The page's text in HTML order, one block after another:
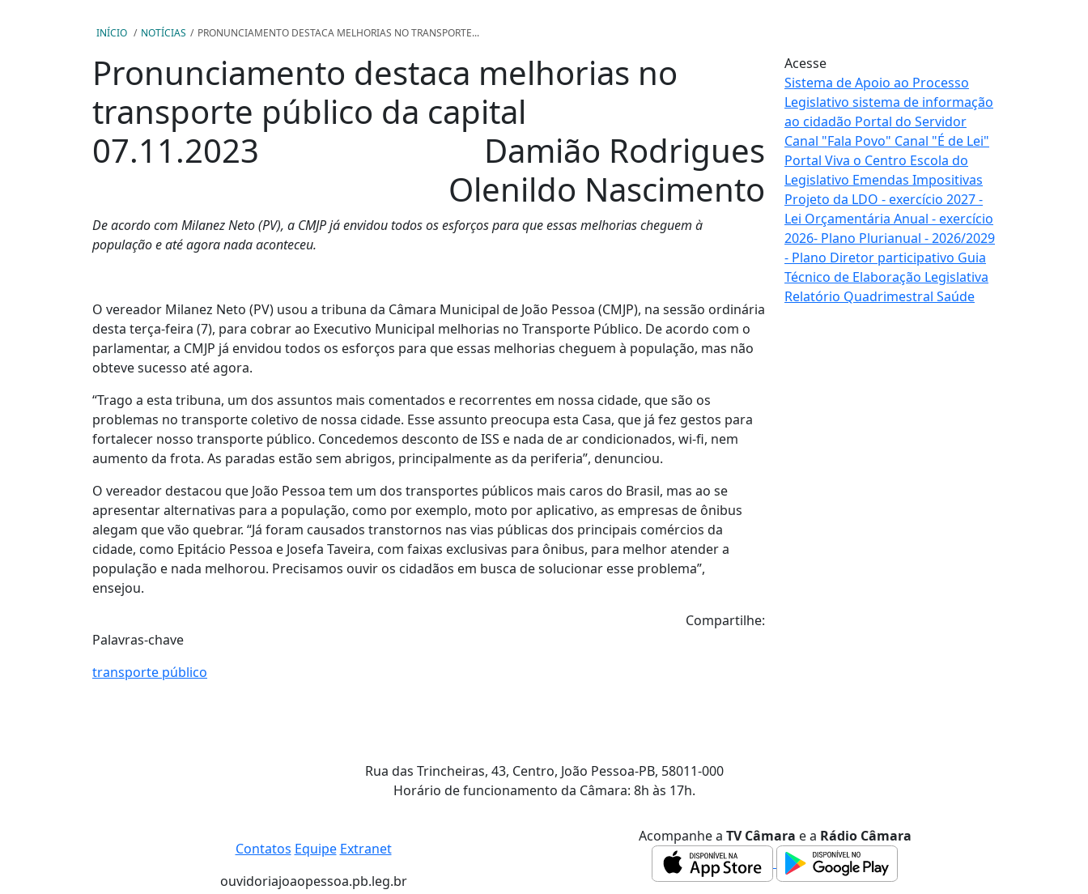
INÍCIO / NOTÍCIAS / PRONUNCIAMENTO DESTACA MELHORIAS NO TRANSPORTE...
Pronunciamento destaca melhorias no
transporte público da capital
07.11.2023
Damião Rodrigues
Olenildo Nascimento
De acordo com Milanez Neto (PV), a CMJP já envidou todos os esforços para que essas melhorias cheguem à
população e até agora nada aconteceu.
O vereador Milanez Neto (PV) usou a tribuna da Câmara Municipal de João Pessoa (CMJP), na sessão ordinária
desta terça-feira (7), para cobrar ao Executivo Municipal melhorias no Transporte Público. De acordo com o
parlamentar, a CMJP já envidou todos os esforços para que essas melhorias cheguem à população, mas não
obteve sucesso até agora.
“Trago a esta tribuna, um dos assuntos mais comentados e recorrentes em nossa cidade, que são os
problemas no transporte coletivo de nossa cidade. Esse assunto preocupa esta Casa, que já fez gestos para
fortalecer nosso transporte público. Concedemos desconto de ISS e nada de ar condicionados, wi-fi, nem
aumento da frota. As paradas estão sem abrigos, principalmente as da periferia”, denunciou.
O vereador destacou que João Pessoa tem um dos transportes públicos mais caros do Brasil, mas ao se
apresentar alternativas para a população, como por exemplo, moto por aplicativo, as empresas de ônibus
alegam que vão quebrar. “Já foram causados transtornos nas vias públicas dos principais comércios da
cidade, como Epitácio Pessoa e Josefa Taveira, com faixas exclusivas para ônibus, para melhor atender a
população e nada melhorou. Precisamos ouvir os cidadãos em busca de solucionar esse problema”,
ensejou.
Compartilhe:
Palavras-chave
transporte público
Acesse
Sistema de Apoio ao Processo
Legislativo sistema de informação
ao cidadão Portal do Servidor
Canal "Fala Povo" Canal "É de Lei"
Portal Viva o Centro Escola do
Legislativo Emendas Impositivas
Projeto da LDO - exercício 2027 -
Lei Orçamentária Anual - exercício
2026- Plano Plurianual - 2026/2029
- Plano Diretor participativo Guia
Técnico de Elaboração Legislativa
Relatório Quadrimestral Saúde
Rua das Trincheiras, 43, Centro, João Pessoa-PB, 58011-000
Horário de funcionamento da Câmara: 8h às 17h.
Contatos Equipe Extranet
ouvidoriajoaopessoa.pb.leg.br
Acompanhe a TV Câmara e a Rádio Câmara